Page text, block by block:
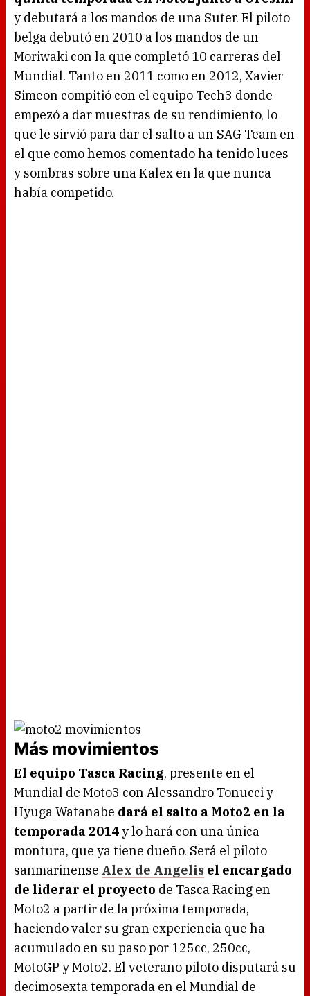
y debutará a los mandos de una Suter. El piloto
belga debutó en 2010 a los mandos de un
Moriwaki con la que completó 10 carreras del
Mundial. Tanto en 2011 como en 2012, Xavier
Simeon compitió con el equipo Tech3 donde
empezó a dar muestras de su rendimiento, lo
que le sirvió para dar el salto a un SAG Team en
el que como hemos comentado ha tenido luces
y sombras sobre una Kalex en la que nunca
había competido.
Más movimientos
El equipo Tasca Racing, presente en el
Mundial de Moto3 con Alessandro Tonucci y
Hyuga Watanabe dará el salto a Moto2 en la
temporada 2014y lo hará con una única
montura, que ya tiene dueño. Será el piloto
sanmarinense Alex de Angelis el encargado
de liderar el proyecto de Tasca Racing en
Moto2 a partir de la próxima temporada,
haciendo valer su gran experiencia que ha
acumulado en su paso por 125cc, 250cc,
MotoGP y Moto2. El veterano piloto disputará su
decimosexta temporada en el Mundial de